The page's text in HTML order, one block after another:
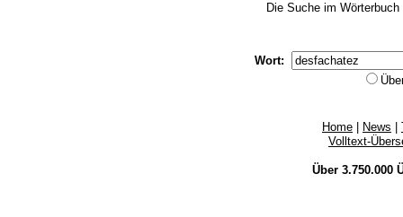
Die Suche im
Wort:
Home News
Volltext-
Über 3.750.000